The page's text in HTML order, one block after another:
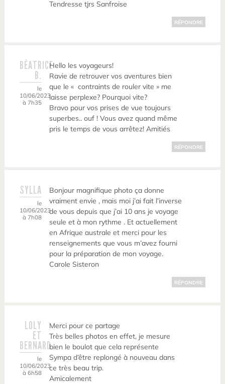
Tendresse tjrs Sanfroise
RÉPONDRE
BÉATRICE
B.
le
10/06/2023
à 7h35
Hello les voyageurs!
Ravie de retrouver vos aventures bien
que le « contraints de rouler vite » me
laisse perplexe? Pourquoi vite?
Bravo pour vos prises de vue toujours
superbes.. ouf ! Vous avez quand même
pris le temps de vous arrêtez! Amitiés
RÉPONDRE
SYLLA
le
10/06/2023
à 7h08
Bonjour magnifique photo ça donne
vraiment envie , mais moi j’ai fait l’inverse
de vous depuis que j’ai 10 ans je voyage
seule et à mon rythme . Et actuellement
en Afrique australe et merci pour les
renseignements que vous m’avez fourni
pour la préparation de mon voyage.
Carole Sisteron
RÉPONDRE
LOLY
ET
BERNARD
le
10/06/2023
à 6h58
Merci pour ce partage
Très belles photos en effet, je mesure
bien le boulot que cela représente
Sympa d’être replongé à nouveau dans
ce très beau trip.
Amicalement